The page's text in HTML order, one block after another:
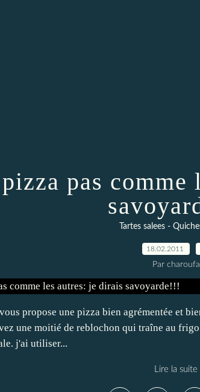
pas
Tartes salees -
18.02.2011
Par charoufa
propose une pizza bien agrémentée et
une moitié de reblochon qui traîne au
j'ai utiliser...
Lire la suite